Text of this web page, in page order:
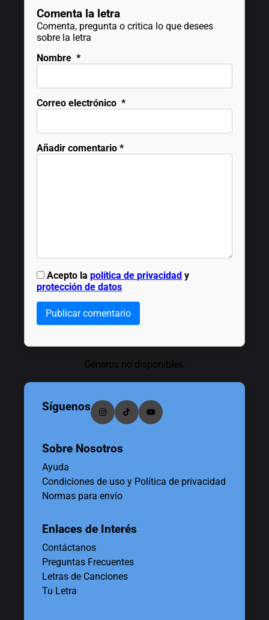
Comenta la letra
Comenta, pregunta o critica lo que desees
sobre la letra
Nombre *
Correo electrónico *
Añadir comentario *
Acepto lapolítica de privacidad y
protección de datos
Publicar comentario
Géneros no disponibles.
Síguenos
Sobre Nosotros
Ayuda
Condiciones de uso y Política de privacidad
Normas para envío
Enlaces de Interés
Contáctanos
Preguntas Frecuentes
Letras de Canciones
Tu Letra